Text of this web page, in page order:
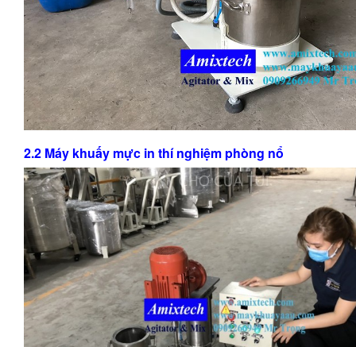
2.2 Máy khuấy mực in thí nghiệm phòng nổ